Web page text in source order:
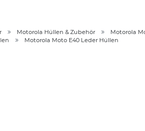
Motorola Hüllen & Zubehör
Motorola
Motorola Moto E40 Leder Hüllen